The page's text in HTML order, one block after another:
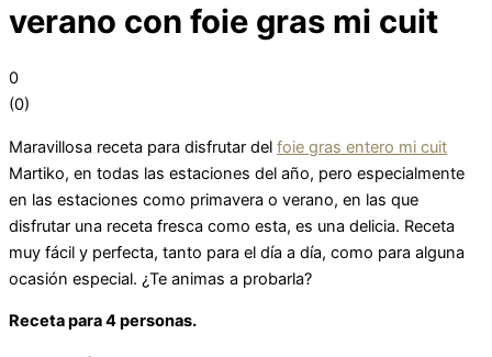
verano con foie gras mi cuit
0
(0)
Maravillosa receta para disfrutar del foie gras entero mi cuit
Martiko, en todas las estaciones del año, pero especialmente
en las estaciones como primavera o verano, en las que
disfrutar una receta fresca como esta, es una delicia. Receta
muy fácil y perfecta, tanto para el día a día, como para alguna
ocasión especial. ¿Te animas a probarla?
Receta para 4 personas.